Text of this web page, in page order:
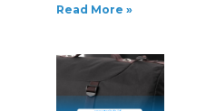
Read More »